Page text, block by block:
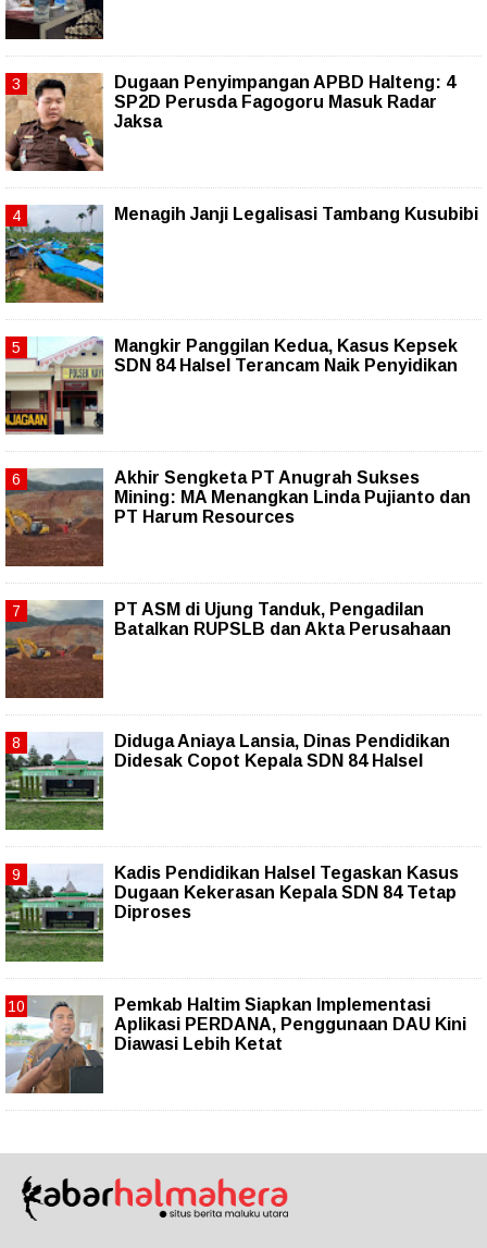
Dugaan Penyimpangan APBD Halteng: 4
SP2D Perusda Fagogoru Masuk Radar
Jaksa
Menagih Janji Legalisasi Tambang Kusubibi
Mangkir Panggilan Kedua, Kasus Kepsek
SDN 84 Halsel Terancam Naik Penyidikan
Akhir Sengketa PT Anugrah Sukses
Mining: MA Menangkan Linda Pujianto dan
PT Harum Resources
PT ASM di Ujung Tanduk, Pengadilan
Batalkan RUPSLB dan Akta Perusahaan
Diduga Aniaya Lansia, Dinas Pendidikan
Didesak Copot Kepala SDN 84 Halsel
Kadis Pendidikan Halsel Tegaskan Kasus
Dugaan Kekerasan Kepala SDN 84 Tetap
Diproses
Pemkab Haltim Siapkan Implementasi
Aplikasi PERDANA, Penggunaan DAU Kini
Diawasi Lebih Ketat